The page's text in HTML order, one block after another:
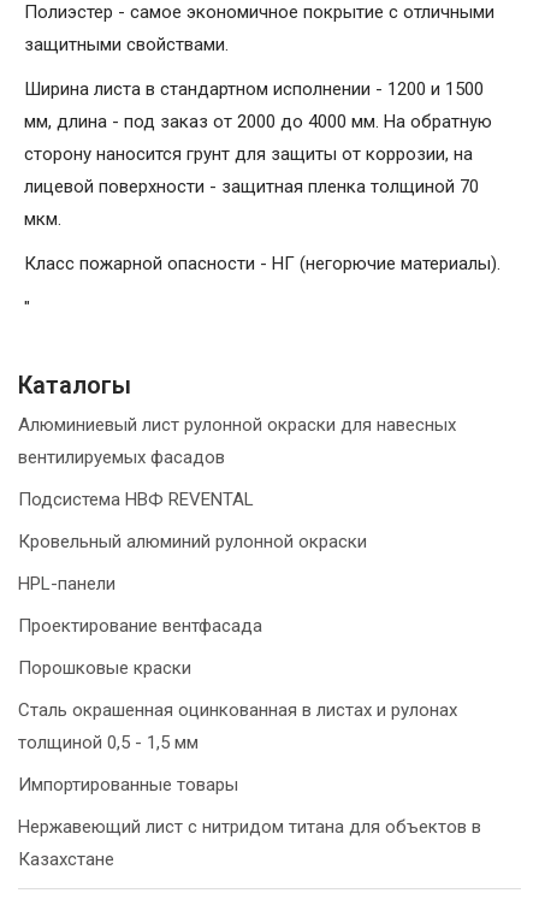
Полиэстер - самое экономичное покрытие с отличными
защитными свойствами.
Ширина листа в стандартном исполнении - 1200 и 1500
мм, длина - под заказ от 2000 до 4000 мм. На обратную
сторону наносится грунт для защиты от коррозии, на
лицевой поверхности - защитная пленка толщиной 70
мкм.
Класс пожарной опасности - НГ (негорючие материалы).
"
Каталогы
Алюминиевый лист рулонной окраски для навесных
вентилируемых фасадов
Подсистема НВФ REVENTAL
Кровельный алюминий рулонной окраски
HPL-панели
Проектирование вентфасада
Порошковые краски
Сталь окрашенная оцинкованная в листах и рулонах
толщиной 0,5 - 1,5 мм
Импортированные товары
Нержавеющий лист с нитридом титана для объектов в
Казахстане